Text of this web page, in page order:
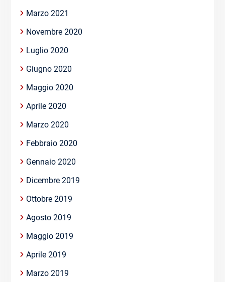
Marzo 2021
Novembre 2020
Luglio 2020
Giugno 2020
Maggio 2020
Aprile 2020
Marzo 2020
Febbraio 2020
Gennaio 2020
Dicembre 2019
Ottobre 2019
Agosto 2019
Maggio 2019
Aprile 2019
Marzo 2019